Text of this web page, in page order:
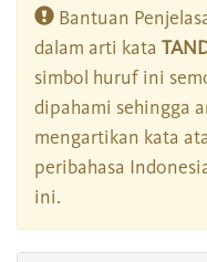
Bantuan
dalam arti kata
simbol huruf ini
dipahami sehingga
mengartikan kata
peribahasa
ini.